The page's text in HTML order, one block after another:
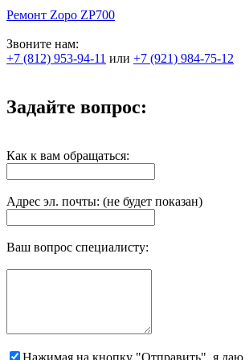
Ремонт Zopo ZP700
Звоните нам:
+7 (812) 953-94-11 или +7 (921) 984-75-12
Задайте вопрос:
Как к вам обращаться:
Адрес эл. почты: (не будет показан)
Ваш вопрос специалисту:
Нажимая на кнопку "Отправить", я даю